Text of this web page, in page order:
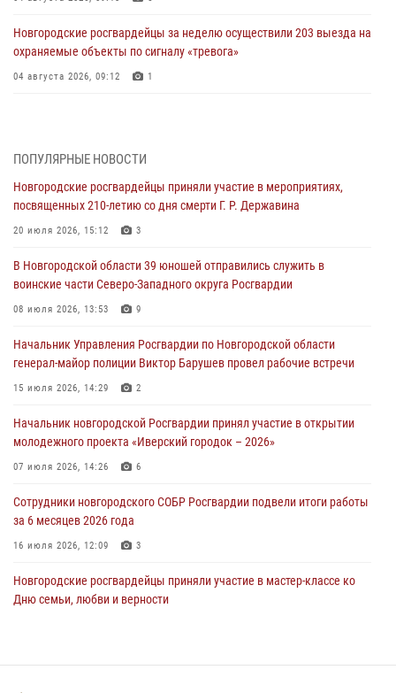
Новгородские росгвардейцы за неделю осуществили 203 выезда на
охраняемые объекты по сигналу «тревога»
04 августа 2026, 09:12 1
В Великом Новгороде сотрудники центра лицензионно-
разрешительной работы Росгвардии провели телефонную «горячую
30 июля 2026, 14:36 1
Новгородские росгвардейцы рассказали о службе детям из летнего
30 июля 2026, 08:40 5
Новгородские росгвардейцы задержали мужчину
Телесюжет в программе "Новгородское областное телевидение.
Новости часа." от 29 июля 2026 года. Новгородские призывники
29 июля 2026, 12:54 1
ПОПУЛЯРНЫЕ НОВОСТИ
Новгородские росгвардейцы приняли участие в мероприятиях,
посвященных 210-летию со дня смерти Г. Р. Державина
20 июля 2026, 15:12 3
В Новгородской области 39 юношей отправились служить в
воинские части Северо-Западного округа Росгвардии
08 июля 2026, 13:53 9
Начальник Управления Росгвардии по Новгородской области
генерал-майор полиции Виктор Барушев провел рабочие встречи
15 июля 2026, 14:29 2
Начальник новгородской Росгвардии принял участие в открытии
молодежного проекта «Иверский городок – 2026»
07 июля 2026, 14:26 6
Сотрудники новгородского СОБР Росгвардии подвели итоги работы
за 6 месяцев 2026 года
16 июля 2026, 12:09 3
Новгородские росгвардейцы приняли участие в мастер-классе ко
Дню семьи, любви и верности